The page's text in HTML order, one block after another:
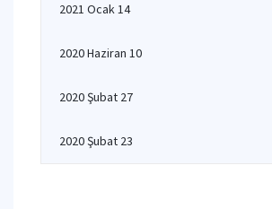
2021 Ocak 14
2020 Haziran 10
2020 Şubat 27
2020 Şubat 23